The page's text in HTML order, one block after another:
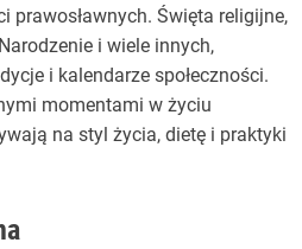
prawosławnych. Święta religijne,
i wiele innych,
i kalendarze społeczności.
momentami w życiu
na styl życia, dietę i praktyki